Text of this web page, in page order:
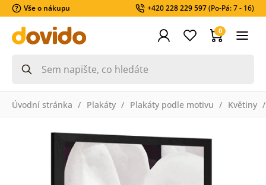
Vše o nákupu +420 228 229 597(Po-Pá: 7 - 16)
0
Úvodní stránka Plakáty Plakáty podle motivu Květiny